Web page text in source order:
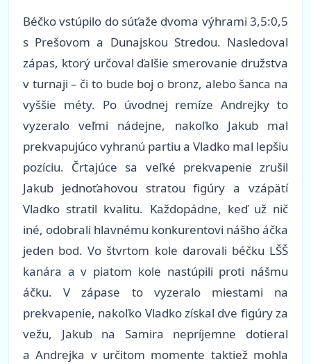
Béčko vstúpilo do súťaže dvoma výhrami 3,5:0,5
s Prešovom a Dunajskou Stredou. Nasledoval
zápas, ktorý určoval ďalšie smerovanie družstva
v turnaji – či to bude boj o bronz, alebo šanca na
vyššie méty. Po úvodnej remíze Andrejky to
vyzeralo veľmi nádejne, nakoľko Jakub mal
prekvapujúco vyhranú partiu a Vladko mal lepšiu
pozíciu. Črtajúce sa veľké prekvapenie zrušil
Jakub jednoťahovou stratou figúry a vzápätí
Vladko stratil kvalitu. Každopádne, keď už nič
iné, odobrali hlavnému konkurentovi nášho áčka
jeden bod. Vo štvrtom kole darovali béčku LŠŠ
kanára a v piatom kole nastúpili proti nášmu
áčku. V zápase to vyzeralo miestami na
prekvapenie, nakoľko Vladko získal dve figúry za
vežu, Jakub na Samira nepríjemne dotieral
a Andrejka v určitom momente taktiež mohla